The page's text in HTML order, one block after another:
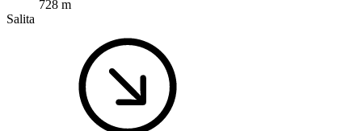
728 m
Salita